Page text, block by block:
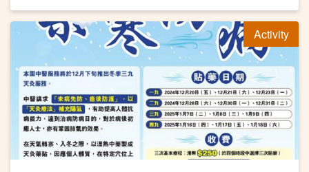
Activity